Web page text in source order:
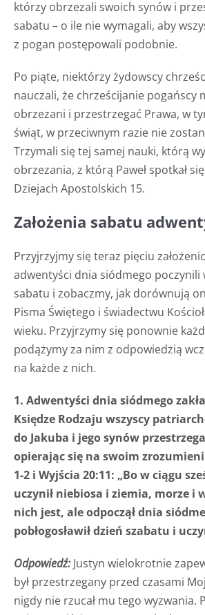
którzy obrzezali swoich synów i
sabatu – o ile nie wymagali, aby
z pogan postępowali podobnie.
Po piąte, niektórzy żydowscy
nauczali, że chrześcijanie pogańscy
obrzezani i przestrzegać Prawa, w
świąt, w przeciwnym razie nie
Trzymali się tej samej nauki, którą
obrzezania, z którą Paweł spotkał
Dziejach Apostolskich 15.
Założenia sabatu
Przyjrzyjmy się teraz pięciu
adwentyści dnia siódmego poczynili
sabatu i zobaczmy, jak dorównują
Pisma Świętego i świadectwu
wieku. Przyjrzymy się ponownie
podążymy za nim z odpowiedzią
na każde z nich.
1. Adwentyści dnia siódmego
Księdze Rodzaju wszyscy
do Jakuba i jego synów
opierając się na swoim
1-2 i Wyjścia 20:11: „Bo w ciągu
uczynił niebiosa i ziemia, morze i
nich jest, ale odpoczął dnia
pobłogosławił dzień szabatu i
Odpowiedź: Justyn wielokrotnie
był przestrzegany przed czasami
nigdy nie rzucał mu tego wyzwania.